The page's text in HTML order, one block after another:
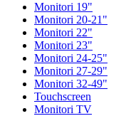
Monitori 19"
Monitori 20-21"
Monitori 22"
Monitori 23"
Monitori 24-25"
Monitori 27-29"
Monitori 32-49"
Touchscreen
Monitori TV